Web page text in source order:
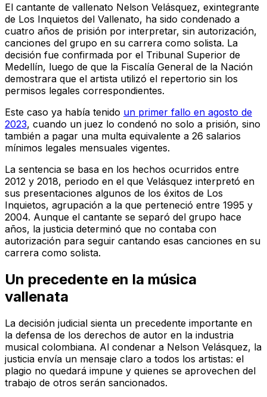
El cantante de vallenato Nelson Velásquez, exintegrante
de Los Inquietos del Vallenato, ha sido condenado a
cuatro años de prisión por interpretar, sin autorización,
canciones del grupo en su carrera como solista. La
decisión fue confirmada por el Tribunal Superior de
Medellín, luego de que la Fiscalía General de la Nación
demostrara que el artista utilizó el repertorio sin los
permisos legales correspondientes.
Este caso ya había tenido un primer fallo en agosto de
2023, cuando un juez lo condenó no solo a prisión, sino
también a pagar una multa equivalente a 26 salarios
mínimos legales mensuales vigentes.
La sentencia se basa en los hechos ocurridos entre
2012 y 2018, periodo en el que Velásquez interpretó en
sus presentaciones algunos de los éxitos de Los
Inquietos, agrupación a la que perteneció entre 1995 y
2004. Aunque el cantante se separó del grupo hace
años, la justicia determinó que no contaba con
autorización para seguir cantando esas canciones en su
carrera como solista.
Un precedente en la música
vallenata
La decisión judicial sienta un precedente importante en
la defensa de los derechos de autor en la industria
musical colombiana. Al condenar a Nelson Velásquez, la
justicia envía un mensaje claro a todos los artistas: el
plagio no quedará impune y quienes se aprovechen del
trabajo de otros serán sancionados.